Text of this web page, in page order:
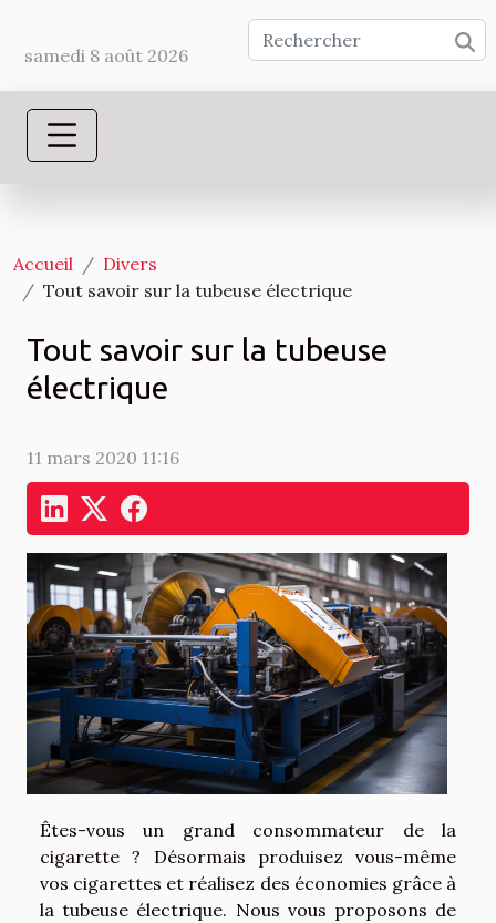
samedi 8 août 2026
Accueil
Divers
Tout savoir sur la tubeuse électrique
Tout savoir sur la tubeuse
électrique
11 mars 2020 11:16
Êtes-vous un grand consommateur de la
cigarette ? Désormais produisez vous-même
vos cigarettes et réalisez des économies grâce à
la tubeuse électrique. Nous vous proposons de